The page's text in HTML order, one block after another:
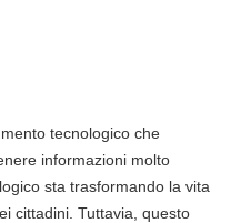
tecnologico che
informazioni molto
sta trasformando la vita
cittadini. Tuttavia, questo